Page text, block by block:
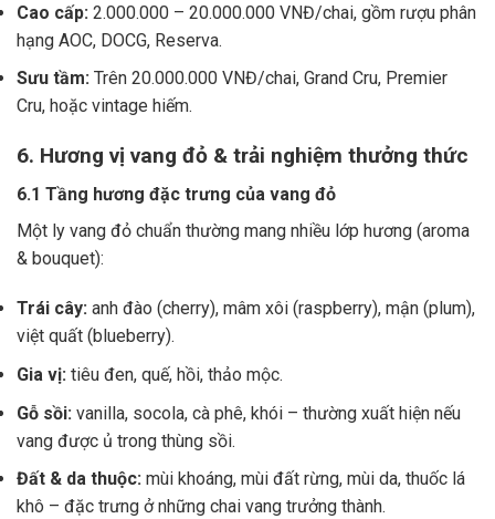
Cao cấp: 2.000.000 – 20.000.000 VNĐ/chai, gồm rượu phân
hạng AOC, DOCG, Reserva.
Sưu tầm: Trên 20.000.000 VNĐ/chai, Grand Cru, Premier
Cru, hoặc vintage hiếm.
6. Hương vị vang đỏ & trải nghiệm thưởng thức
6.1 Tầng hương đặc trưng của vang đỏ
Một ly vang đỏ chuẩn thường mang nhiều lớp hương (aroma
& bouquet):
Trái cây: anh đào (cherry), mâm xôi (raspberry), mận (plum),
việt quất (blueberry).
Gia vị: tiêu đen, quế, hồi, thảo mộc.
Gỗ sồi: vanilla, socola, cà phê, khói – thường xuất hiện nếu
vang được ủ trong thùng sồi.
Đất & da thuộc: mùi khoáng, mùi đất rừng, mùi da, thuốc lá
khô – đặc trưng ở những chai vang trưởng thành.